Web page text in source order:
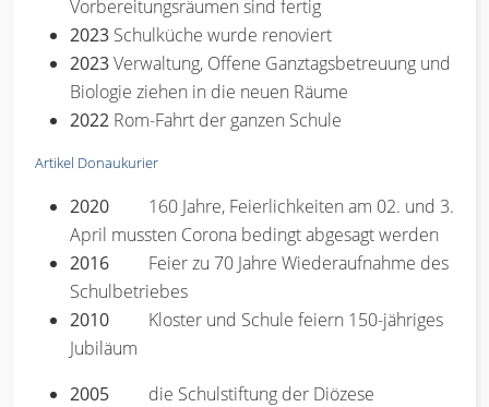
Vorbereitungsräumen sind fertig
2023 Schulküche wurde renoviert
2023Verwaltung, Offene Ganztagsbetreuung und
Biologie ziehen in die neuen Räume
2022 Rom-Fahrt der ganzen Schule
Artikel Donaukurier
2020
160 Jahre, Feierlichkeiten am 02. und 3.
April mussten Corona bedingt abgesagt werden
2016 Feier zu 70 Jahre Wiederaufnahme des
Schulbetriebes
2010 Kloster und Schule feiern 150-jähriges
Jubiläum
2005 die Schulstiftung der Diözese